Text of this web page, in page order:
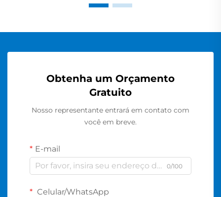
Obtenha um Orçamento
Gratuito
Nosso representante entrará em contato com
você em breve.
E-mail
0/100
Celular/WhatsApp